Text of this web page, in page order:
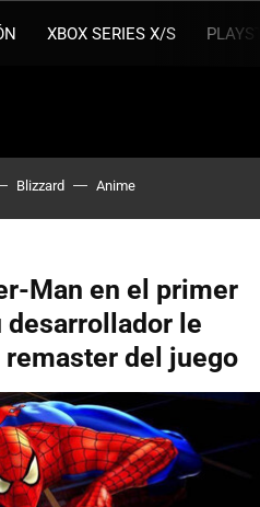
XBOX SERIES X/S
Blizzard Anime
Man en el primer
desarrollador le
del juego